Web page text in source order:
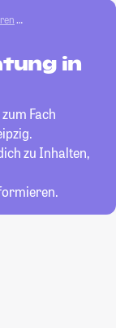
in
Fach
zu Inhalten,